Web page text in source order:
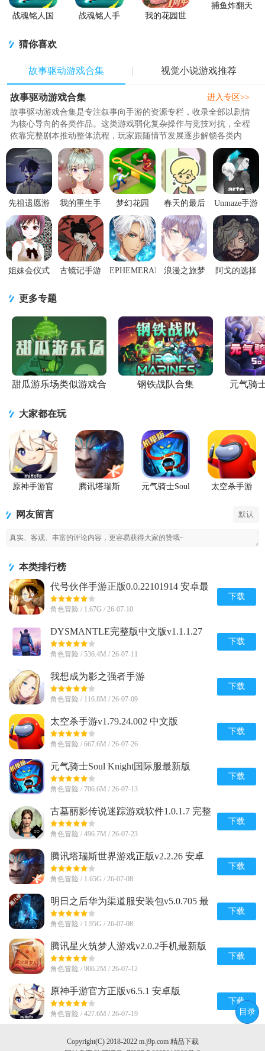
战魂铭人国
Legends)
战魂铭人手
我的花园世
捕鱼炸翻天
猜你喜欢
故事驱动游戏合集 视觉小说游戏推荐
故事驱动游戏合集
故事驱动游戏合集是专注叙事向手游的资源专栏，收录全部以剧情
为核心导向的各类作品。这类游戏弱化复杂操作与竞技对抗，全程
依靠完整剧本推动整体流程，玩家跟随情节发展逐步解锁各类内
容，沉浸感突出，搭配贴合剧情..
进入专区>>
先祖遗愿游
戏1.0.8 商城
内购最新版
我的重生手
游4.2.0 内置
修改器
梦幻花园
Gardenscapes
官方最新版
v9.6.5 最新
春天的最后
一日游戏最
新版1.15 安
卓版
Unmaze手游
完整版1.0.6
最新版【附
数据包】
姐妹会仪式
Rites游戏3.4
安卓最新
古镜记手游
EPHEMERAL
浪漫之旅梦
阿戈的选择
更多专题
甜瓜游乐场类似游戏合
钢铁战队合集 元气骑
大家都在玩
原神手游官
腾讯塔瑞斯
元气骑士Soul
太空杀手游
网友留言 默认
本类排行榜
代号伙伴手游正版0.0.22101914 安卓最
新版
角色冒险 / 1.67G / 26-07-10
下载
DYSMANTLE完整版中文版v1.1.1.27
安卓免付费版
角色冒险 / 536.4M / 26-07-11
下载
我想成为影之强者手游
(Eminence)v1.0.7 安卓最新版
角色冒险 / 116.8M / 26-07-09
下载
太空杀手游v1.79.24.002 中文版
角色冒险 / 667.6M / 26-07-26
下载
元气骑士Soul Knight国际服最新版
v8.4.0 安卓版
角色冒险 / 706.6M / 26-07-13
下载
古墓丽影传说迷踪游戏软件1.0.1.7 完整
版
角色冒险 / 496.7M / 26-07-23
下载
腾讯塔瑞斯世界游戏正版v2.2.26 安卓
最新版
角色冒险 / 1.65G / 26-07-08
下载
明日之后华为渠道服安装包v5.0.705 最
新版
角色冒险 / 1.95G / 26-07-08
下载
腾讯星火筑梦人游戏v2.0.2手机最新版
角色冒险 / 906.2M / 26-07-12
下载
原神手游官方正版v6.5.1 安卓版
角色冒险 / 427.6M / 26-07-19
下载
Copyright(C) 2018-2022 m.j9p.com 精品下载
目录